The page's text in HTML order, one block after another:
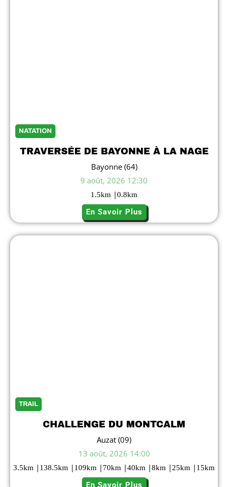
NATATION
TRAVERSÉE DE BAYONNE À LA NAGE
Bayonne (64)
9 août, 2026 12:30
1.5km |0.8km
En Savoir Plus
TRAIL
CHALLENGE DU MONTCALM
Auzat (09)
13 août, 2026 14:00
3.5km | 138.5km | 109km | 70km |40km |8km | 25km | 15km
En Savoir Plus